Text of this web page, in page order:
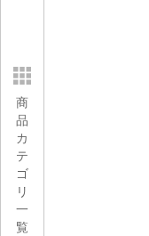
商
品
カ
テ
ゴ
リ
一
覧